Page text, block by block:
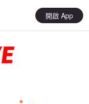
開啟 App